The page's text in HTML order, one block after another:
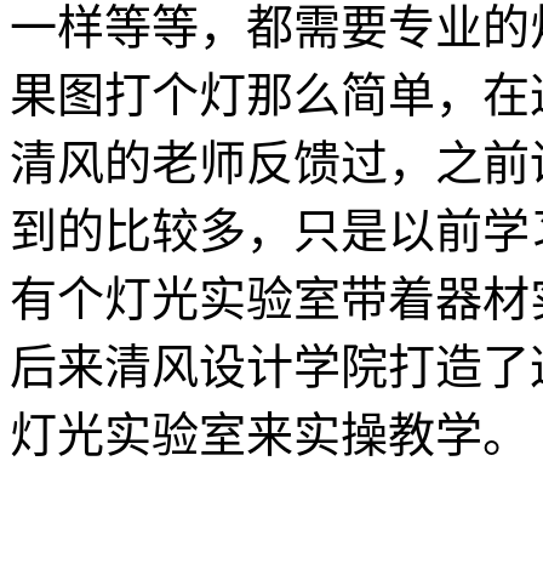
一样等等，都需要专业
果图打个灯那么简单，
清风的老师反馈过，之
到的比较多，只是以前
有个灯光实验室带着器
后来清风设计学院打造
灯光实验室来实操教学。